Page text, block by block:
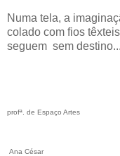
Numa tela, a
colado com fios
seguem sem
profª. de Espaço Artes
Ana César